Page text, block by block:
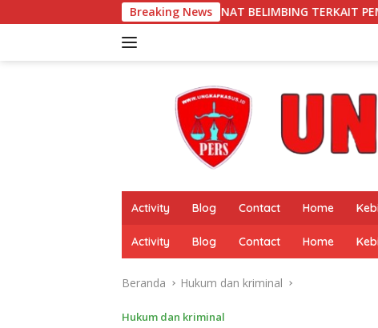
ke
Breaking News
BANGKUNAT BELIMBING TERKAIT PEMBERITAAN “PUBLIK SOROTI
Activity Blog Contact Home
Activity Blog Contact Home
Beranda Hukum dan kriminal
Hukum dan kriminal